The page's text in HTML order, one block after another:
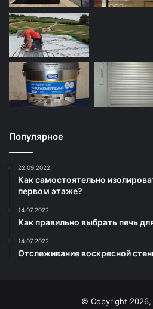
Популярное
22.09.2022
Как самостоятельно
первом этаже?
14.07.2022
Как правильно выбрать печь
14.07.2022
Отслеживание воскресной
© Copyright 2026,